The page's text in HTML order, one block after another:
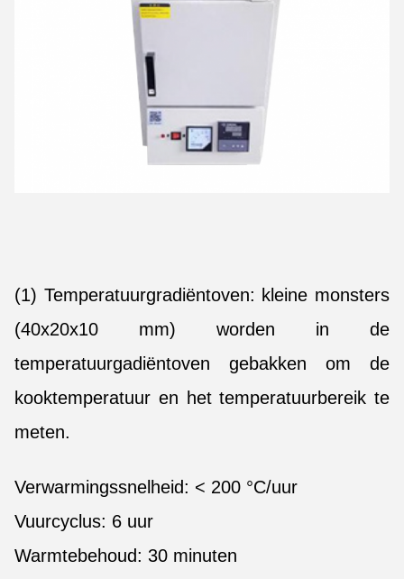
(1) Temperatuurgradiëntoven: kleine monsters
(40x20x10 mm) worden in de
temperatuurgadiëntoven gebakken om de
kooktemperatuur en het temperatuurbereik te
meten.
Verwarmingssnelheid: < 200 °C/uur
Vuurcyclus: 6 uur
Warmtebehoud: 30 minuten